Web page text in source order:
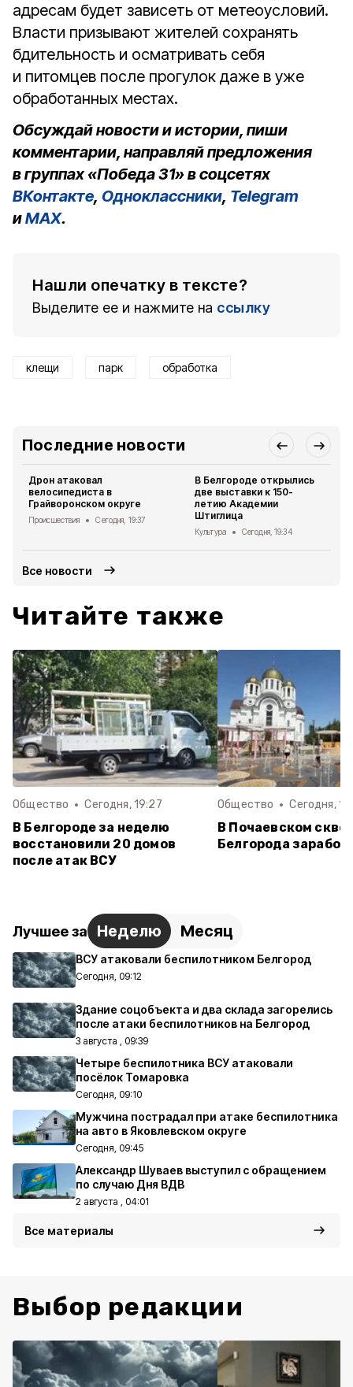
адресам будет зависеть от метеоусловий.
Власти призывают жителей сохранять
бдительность и осматривать себя
и питомцев после прогулок даже в уже
обработанных местах.
Обсуждай новости и истории, пиши
комментарии, направляй предложения
в группах «Победа 31» в соцсетях
ВКонтакте, Одноклассники, Telegram
иMAX.
Нашли опечатку в тексте?
Выделите ее и нажмите на ссылку
клещи парк обработка
Последние новости
Дрон атаковал
велосипедиста в
Грайворонском округе
Происшествия Сегодня, 19:37
В Белгороде открылись
две выставки к 150-
летию Академии
Штиглица
Культура Сегодня, 19:34
Все новости
Читайте также
Общество Сегодня, 19:27
В Белгороде за неделю
восстановили 20 домов
после атак ВСУ
Общество Сегодня,
В Почаевском
Белгорода
Лучшее за Неделю Месяц
ВСУ атаковали беспилотником Белгород
Сегодня, 09:12
Здание соцобъекта и два склада загорелись
после атаки беспилотников на Белгород
3 августа , 09:39
Четыре беспилотника ВСУ атаковали
посёлок Томаровка
Сегодня, 09:10
Мужчина пострадал при атаке беспилотника
на авто в Яковлевском округе
Сегодня, 09:45
Александр Шуваев выступил с обращением
по случаю Дня ВДВ
2 августа , 04:01
Все материалы
Выбор редакции